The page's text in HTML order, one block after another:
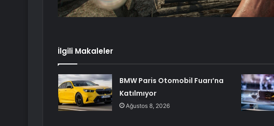
İlgili Makaleler
BMW Paris Otomobil Fuarı’na
Katılmıyor
Ağustos 8, 2026